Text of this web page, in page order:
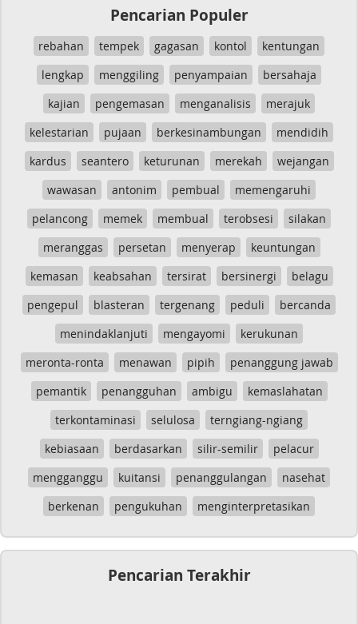
Pencarian Populer
rebahan tempek gagasan kontol
kentungan
lengkap
menggiling penyampaian
bersahaja
kajian
pengemasan menganalisis
merajuk
kelestarian
pujaan berkesinambungan
mendidih
kardus
seantero keturunan merekah
wejangan
wawasan
antonim pembual
memengaruhi
pelancong
memek membual terobsesi
silakan
meranggas
persetan menyerap
keuntungan
kemasan
keabsahan tersirat bersinergi
belagu
pengepul
blasteran tergenang peduli
bercanda
menindaklanjuti
mengayomi
kerukunan
meronta-ronta
menawan pipih
penanggung jawab
pemantik
penangguhan ambigu
kemaslahatan
terkontaminasi
selulosa
terngiang-ngiang
kebiasaan
berdasarkan silir-semilir
pelacur
mengganggu
kuitansi penanggulangan
nasehat
berkenan
pengukuhan menginterpretasikan
Pencarian Terakhir